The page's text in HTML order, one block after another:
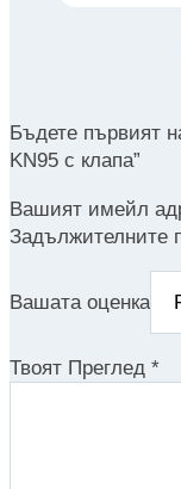
Бъдете първият
KN95 с клапа”
Вашият имейл
Задължителните
Вашата оценка
Твоят Преглед *